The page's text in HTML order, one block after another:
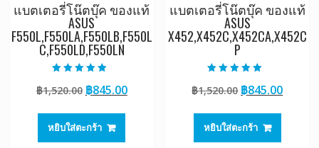
แบตเตอรี่โน๊ตบุ๊ค ของแท้
ASUS
F550L,F550LA,F550LB,F550L
C,F550LD,F550LN
5.00
ตั้งแต่ 1-5
฿1,520.00 Original
was:
฿1,520.00.
฿845.00Current
หยิบใส่ตะกร้า
แบตเตอรี่โน๊ตบุ๊ค ของแท้
ASUS
X452,X452C,X452CA,X452C
P
5.00
ตั้งแต่ 1-5
฿1,520.00 Original
was:
฿1,520.00.
฿845.00
หยิบใส่ตะกร้า